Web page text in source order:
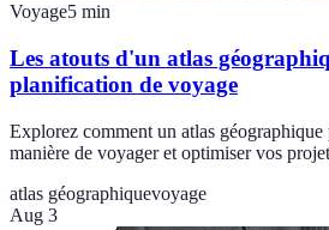
Voyage5 min
Les atouts d'un atlas
planification de voyage
Explorez comment un atlas
manière de voyager et optimiser vos
atlas géographiquevoyage
Aug 3